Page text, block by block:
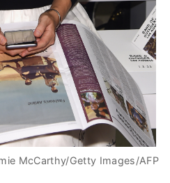
McCarthy/Getty Images/AFP